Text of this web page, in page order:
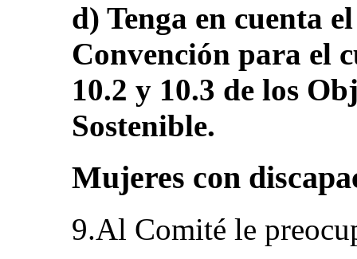
d) Tenga en cuenta
Convención para el
10.2 y 10.3 de los
Sostenible.
Mujeres con
9.Al Comité le